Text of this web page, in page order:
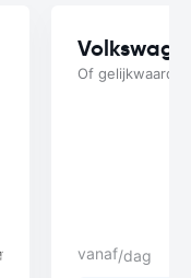
Of gelijkwaardig
vanaf/dag